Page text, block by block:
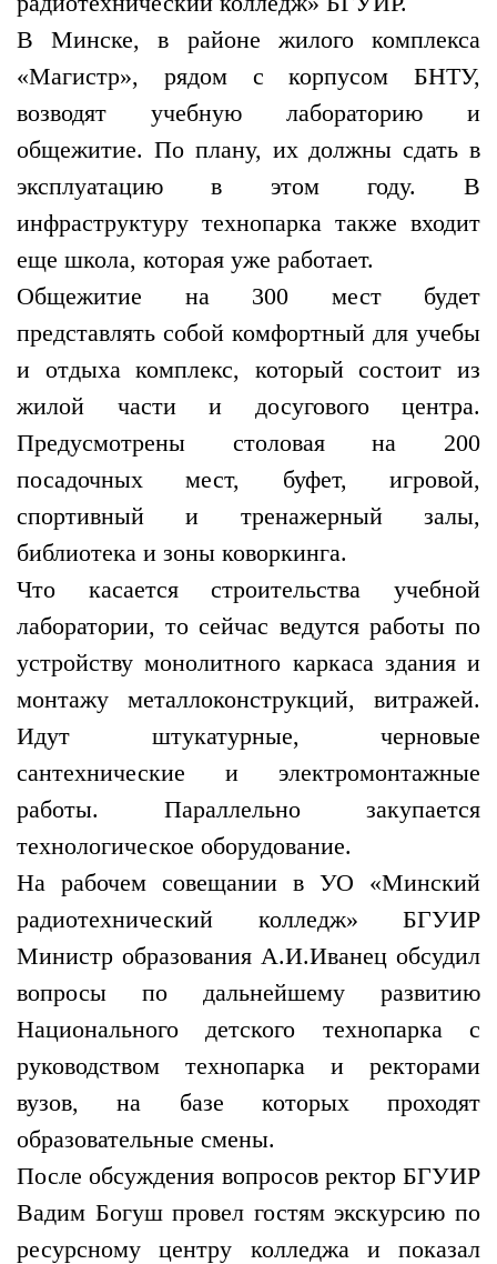
В Минске, в районе жилого комплекса
«Магистр», рядом с корпусом БНТУ,
возводят учебную лабораторию и
общежитие. По плану, их должны сдать в
эксплуатацию в этом году. В
инфраструктуру технопарка также входит
еще школа, которая уже работает.
Общежитие на 300 мест будет
представлять собой комфортный для учебы
и отдыха комплекс, который состоит из
жилой части и досугового центра.
Предусмотрены столовая на 200
посадочных мест, буфет, игровой,
спортивный и тренажерный залы,
библиотека и зоны коворкинга.
Что касается строительства учебной
лаборатории, то сейчас ведутся работы по
устройству монолитного каркаса здания и
монтажу металлоконструкций, витражей.
Идут штукатурные, черновые
сантехнические и электромонтажные
работы. Параллельно закупается
технологическое оборудование.
На рабочем совещании в УО «Минский
радиотехнический колледж» БГУИР
Министр образования А.И.Иванец обсудил
вопросы по дальнейшему развитию
Национального детского технопарка с
руководством технопарка и ректорами
вузов, на базе которых проходят
образовательные смены.
После обсуждения вопросов ректор БГУИР
Вадим Богуш провел гостям экскурсию по
ресурсному центру колледжа и показал